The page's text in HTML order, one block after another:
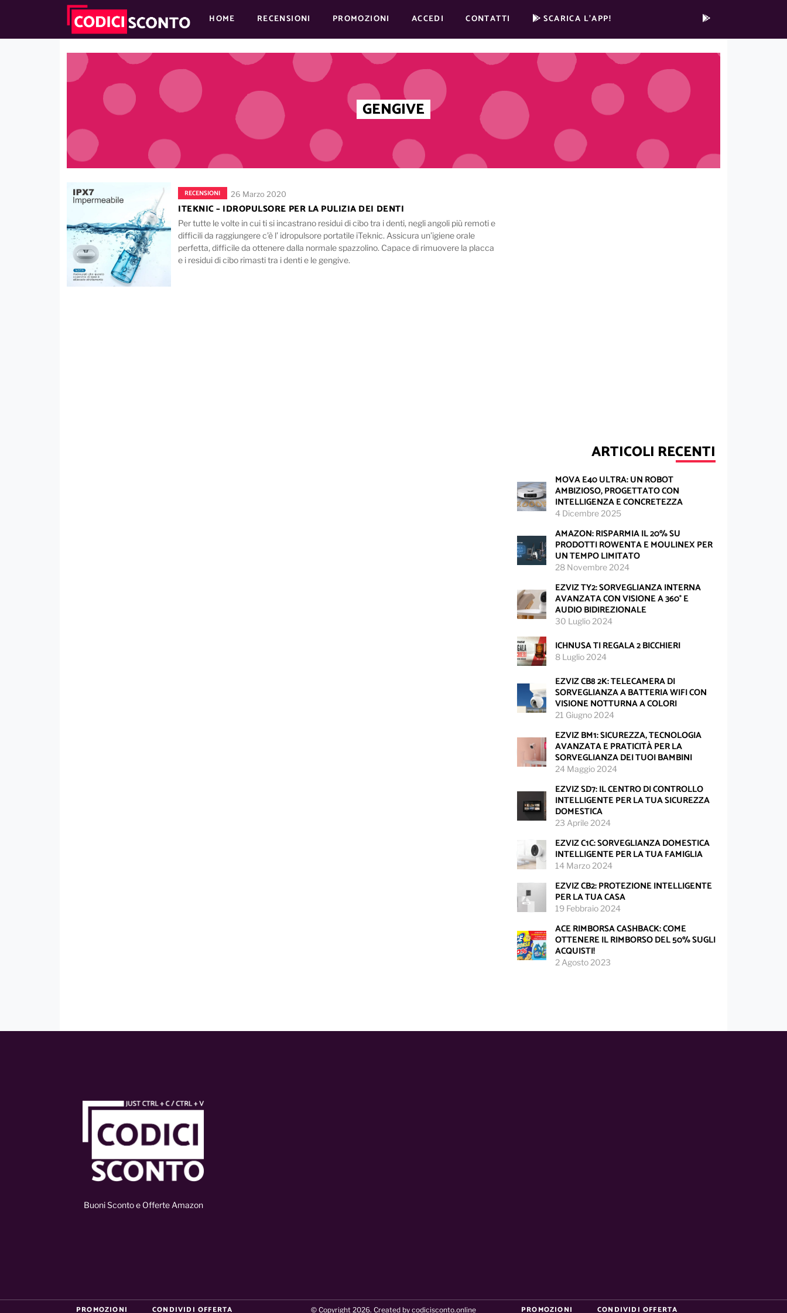
MAIN NAVIGATION HOME RECENSIONI PROMOZIONI ACCEDI CONTATTI SCARICA L’APP!
Skip to content
GENGIVE
RECENSIONI 26 Marzo 2020
ITEKNIC – IDROPULSORE PER LA PULIZIA DEI DENTI
Per tutte le volte in cui ti si incastrano residui di cibo tra i denti, negli angoli più remoti e
difficili da raggiungere c’è l’ idropulsore portatile iTeknic. Assicura un’igiene orale
perfetta, difficile da ottenere dalla normale spazzolino. Capace di rimuovere la placca
e i residui di cibo rimasti tra i denti e le gengive.
ARTICOLI RECENTI
MOVA E40 ULTRA: UN ROBOT
AMBIZIOSO, PROGETTATO CON
INTELLIGENZA E CONCRETEZZA
4 Dicembre 2025
AMAZON: RISPARMIA IL 20% SU
PRODOTTI ROWENTA E MOULINEX PER
UN TEMPO LIMITATO
28 Novembre 2024
EZVIZ TY2: SORVEGLIANZA INTERNA
AVANZATA CON VISIONE A 360° E
AUDIO BIDIREZIONALE
30 Luglio 2024
ICHNUSA TI REGALA 2 BICCHIERI
8 Luglio 2024
EZVIZ CB8 2K: TELECAMERA DI
SORVEGLIANZA A BATTERIA WIFI CON
VISIONE NOTTURNA A COLORI
21 Giugno 2024
EZVIZ BM1: SICUREZZA, TECNOLOGIA
AVANZATA E PRATICITÀ PER LA
SORVEGLIANZA DEI TUOI BAMBINI
24 Maggio 2024
EZVIZ SD7: IL CENTRO DI CONTROLLO
INTELLIGENTE PER LA TUA SICUREZZA
DOMESTICA
23 Aprile 2024
EZVIZ C1C: SORVEGLIANZA DOMESTICA
INTELLIGENTE PER LA TUA FAMIGLIA
14 Marzo 2024
EZVIZ CB2: PROTEZIONE INTELLIGENTE
PER LA TUA CASA
19 Febbraio 2024
ACE RIMBORSA CASHBACK: COME
OTTENERE IL RIMBORSO DEL 50% SUGLI
ACQUISTI!
2 Agosto 2023
Buoni Sconto e Offerte Amazon
PROMOZIONI CONDIVIDI OFFERTA © Copyright 2026. Created by codicisconto.online PROMOZIONI CONDIVIDI OFFERTA